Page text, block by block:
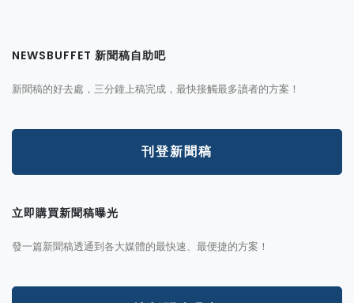
NEWSBUFFET 新聞稿自助吧
新聞稿的好去處，三分鐘上稿完成，最快接觸最多讀者的方案！
刊登新聞稿
立即購買新聞稿曝光
發一篇新聞稿透通到各大媒體的最快速、最便捷的方案！